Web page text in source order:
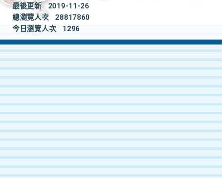
最後更新
2019-11-26
總瀏覽人次
28817860
今日瀏覽人次
1296